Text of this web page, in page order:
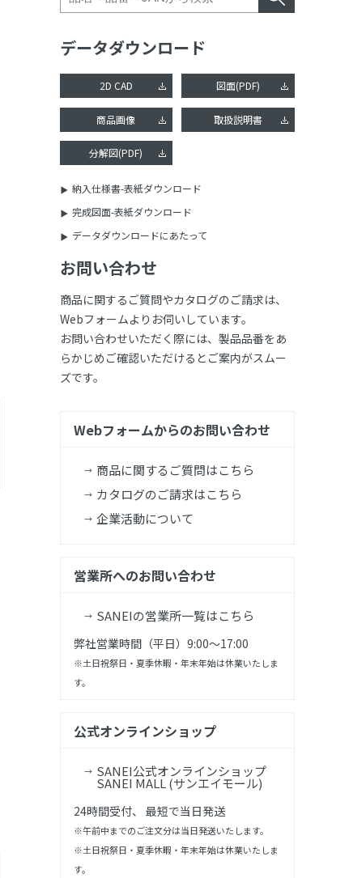
データダウンロード
2D CAD 図面(PDF)
商品画像 取扱説明書
分解図(PDF)
納入仕様書-表紙ダウンロード
完成図面-表紙ダウンロード
データダウンロードにあたって
お問い合わせ
商品に関するご質問やカタログのご請求は、
Webフォームよりお伺いしています。
お問い合わせいただく際には、製品品番をあ
らかじめご確認いただけるとご案内がスムー
ズです。
Webフォームからのお問い合わせ
商品に関するご質問はこちら
カタログのご請求はこちら
企業活動について
営業所へのお問い合わせ
SANEIの営業所一覧はこちら
弊社営業時間（平日）9:00～17:00
※土日祝祭日・夏季休暇・年末年始は休業いたしま
す。
公式オンラインショップ
SANEI公式オンラインショップ
SANEI MALL (サンエイモール)
24時間受付、 最短で当日発送
※午前中までのご注文分は当日発送いたします。
※土日祝祭日・夏季休暇・年末年始は休業いたしま
す。